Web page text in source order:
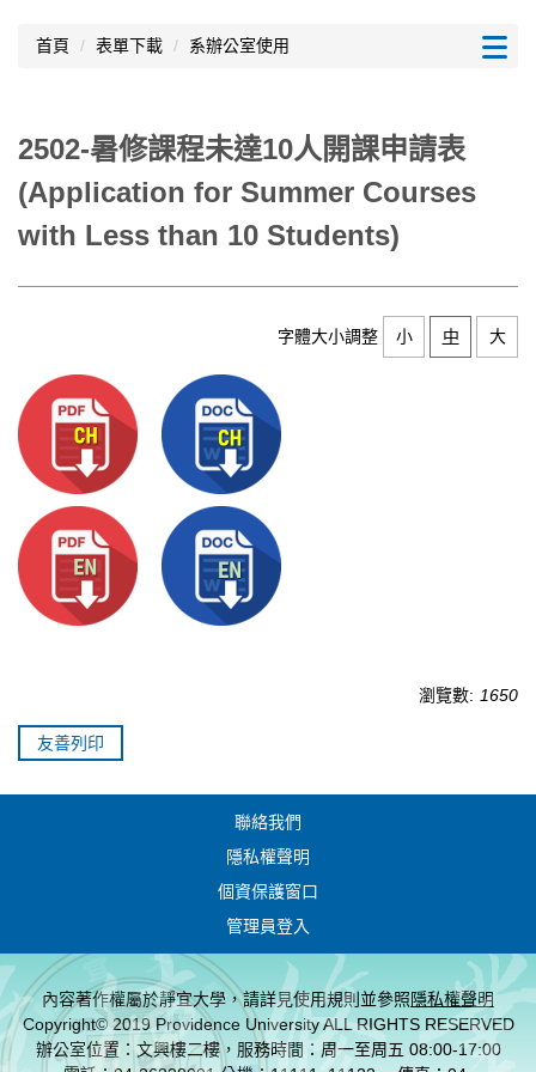
容
首頁 表單下載 系辦公室使用
2502-暑修課程未達10人開課申請表
(Application for Summer Courses
with Less than 10 Students)
字體大小調整 小 中 大
瀏覽數: 1650
友善列印
聯絡我們
隱私權聲明
個資保護窗口
管理員登入
內容著作權屬於靜宜大學，請詳見使用規則並參照隱私權聲明
Copyright© 2019 Providence University ALL RIGHTS RESERVED
辦公室位置：文興樓二樓，服務時間：周一至周五 08:00-17:00